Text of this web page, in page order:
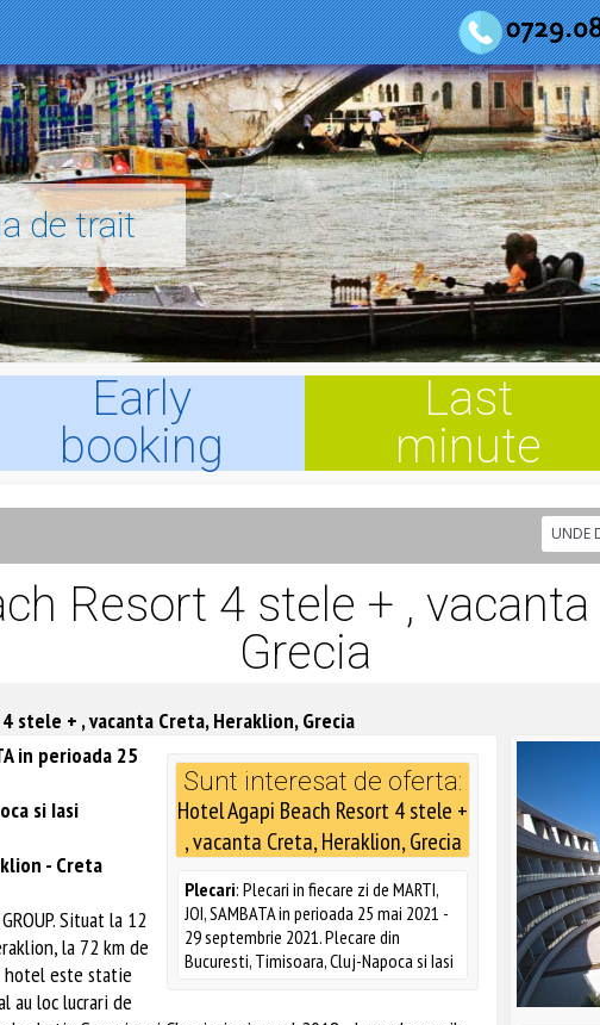
de trait
Early
booking
Last
minute
Resort 4 stele + , vacanta
Grecia
stele + , vacanta Creta, Heraklion, Grecia
Sunt interesat de oferta:
Hotel Agapi Beach Resort 4 stele +
, vacanta Creta, Heraklion, Grecia
Plecari: Plecari in fiecare zi de MARTI,
JOI, SAMBATA in perioada 25 mai 2021 -
29 septembrie 2021. Plecare din
Bucuresti, Timisoara, Cluj-Napoca si Iasi
in perioada 25
si Iasi
- Creta
Situat la 12
la 72 km de
hotel este statie
au loc lucrari de